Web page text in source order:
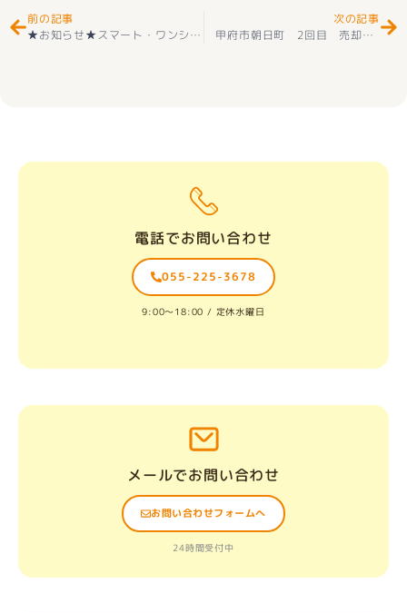
前の記事
★お知らせ★スマート・ワンシティ甲府市向町７号棟『Ｚ空調』の家 新築建売住宅好評販売中(^^♪
次の記事
甲府市朝日町 2回目 売却相談 ありがとうございました(^^♪
電話でお問い合わせ
055-225-3678
9:00〜18:00 / 定休水曜日
メールでお問い合わせ
お問い合わせフォームへ
24時間受付中